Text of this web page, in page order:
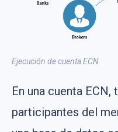
Ejecución de cuenta ECN
En una cuenta
participantes del